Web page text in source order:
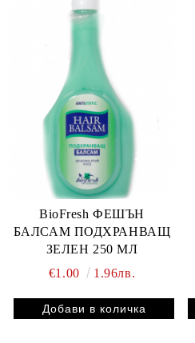
BioFresh ФЕШЪН
БАЛСАМ ПОДХРАНВАЩ
ЗЕЛЕН 250 МЛ
€1.00
1.96лв.